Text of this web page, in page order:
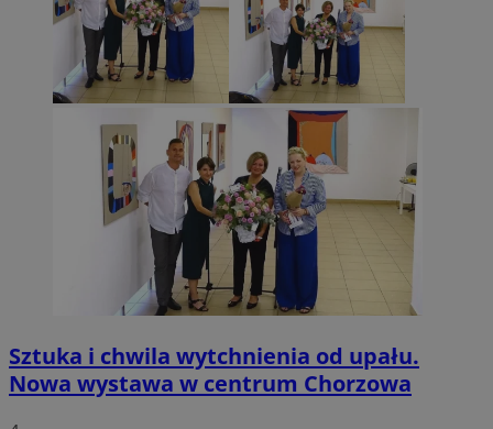
Sztuka i chwila wytchnienia od upału.
Nowa wystawa w centrum Chorzowa